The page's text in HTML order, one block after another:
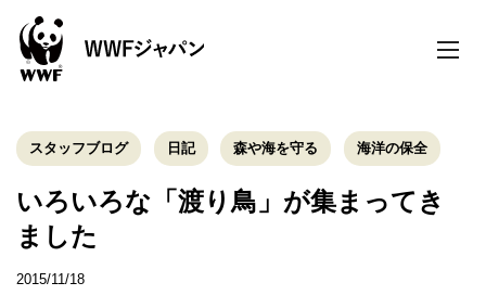
toggle
スタッフブログ 日記 森や海を守る 海洋の保全
いろいろな「渡り鳥」が集まってき
ました
2015/11/18